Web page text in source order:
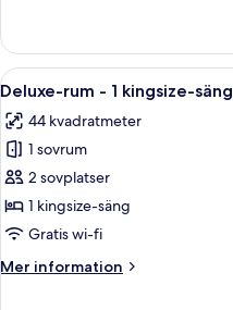
sängar
tillgänglighetsanpassat
rum
2
sängar
tillgänglighetsanpassat
Öppna
alla
foton
för
Deluxe-
rum
-
kingsize-
4
Deluxe-rum - 1 kingsize-säng
44 kvadratmeter
1 sovrum
2 sovplatser
1 kingsize-säng
Gratis wi-fi
Mer information
Mer